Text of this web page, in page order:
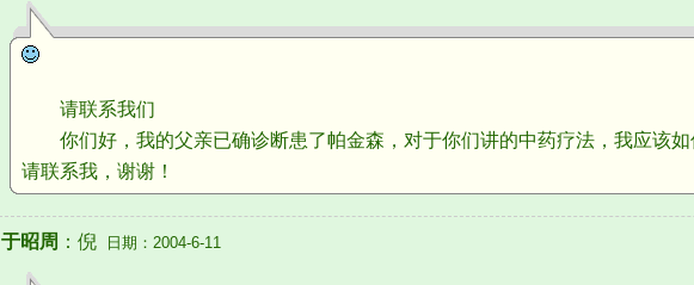
请联系我们
你们好，我的父亲已确诊断患了帕金森，对于你们讲的中药疗法，我应该如
请联系我，谢谢！
于昭周 ：倪 日期：2004-6-11